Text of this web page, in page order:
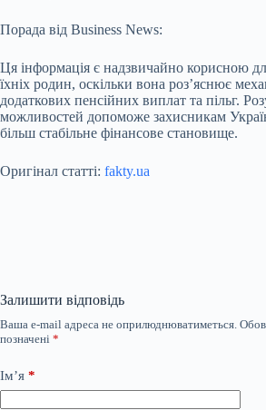
Порада від Business News:
Ця інформація є надзвичайно корисною
їхніх родин, оскільки вона роз’яснює
додаткових пенсійних виплат та пільг.
можливостей допоможе захисникам
більш стабільне фінансове становище.
Оригінал статті: fakty.ua
Залишити відповідь
Ваша e-mail адреса не оприлюднюватиметься.
позначені *
Ім’я *